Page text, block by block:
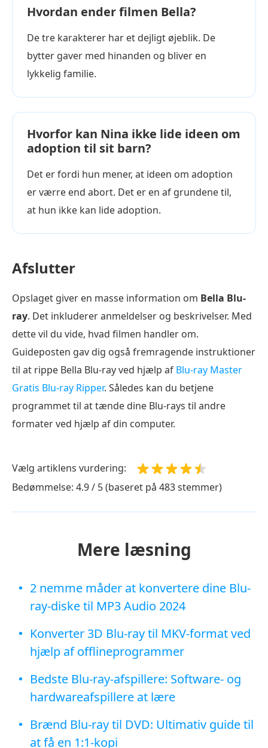
Hvordan ender filmen Bella?
De tre karakterer har et dejligt øjeblik. De
bytter gaver med hinanden og bliver en
lykkelig familie.
Hvorfor kan Nina ikke lide ideen om
adoption til sit barn?
Det er fordi hun mener, at ideen om adoption
er værre end abort. Det er en af grundene til,
at hun ikke kan lide adoption.
Afslutter
Opslaget giver en masse information om Bella Blu-
ray. Det inkluderer anmeldelser og beskrivelser. Med
dette vil du vide, hvad filmen handler om.
Guideposten gav dig også fremragende instruktioner
til at rippe Bella Blu-ray ved hjælp af Blu-ray Master
Gratis Blu-ray Ripper. Således kan du betjene
programmet til at tænde dine Blu-rays til andre
formater ved hjælp af din computer.
Vælg artiklens vurdering:
Bedømmelse: 4.9 / 5 (baseret på 483 stemmer)
Mere læsning
2 nemme måder at konvertere dine Blu-
ray-diske til MP3 Audio 2024
Konverter 3D Blu-ray til MKV-format ved
hjælp af offlineprogrammer
Bedste Blu-ray-afspillere: Software- og
hardwareafspillere at lære
Brænd Blu-ray til DVD: Ultimativ guide til
at få en 1:1-kopi